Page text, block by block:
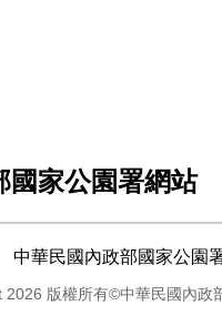
國家公園署網
中華民國內政部國家公園
2026 版權所有©中華民國內政